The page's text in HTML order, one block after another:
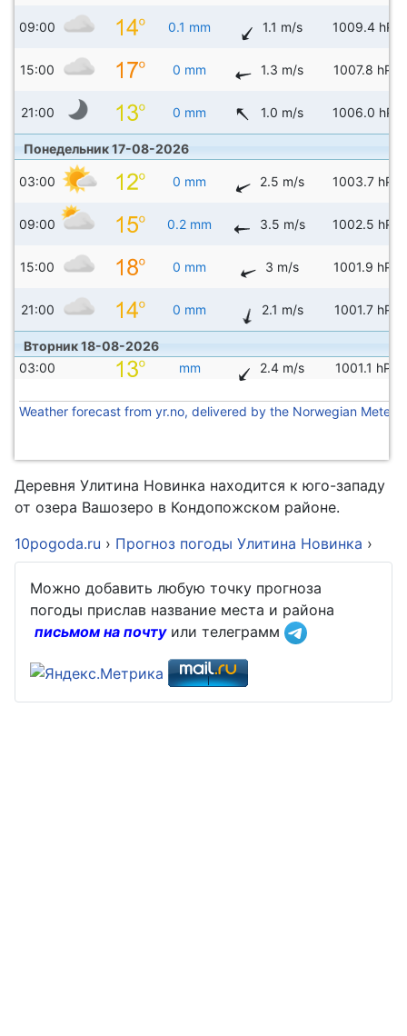
09:00 0.1 mm 1.1 m/s 1009.4 hPa
15:00 0 mm 1.3 m/s 1007.8 hPa
21:00 0 mm 1.0 m/s 1006.0 hPa
Понедельник 17-08-2026
03:00 0 mm 2.5 m/s 1003.7 hPa
09:00 0.2 mm 3.5 m/s 1002.5 hPa
15:00 0 mm 3 m/s 1001.9 hPa
21:00 0 mm 2.1 m/s 1001.7 hPa
Вторник 18-08-2026
03:00
mm 2.4 m/s 1001.1 hPa
Weather forecast from yr.no, delivered by the Norwegian
Деревня Улитина Новинка находится к юго-западу
от озера Вашозеро в Кондопожском районе.
10pogoda.ru › Прогноз погоды Улитина Новинка ›
Можно добавить любую точку прогноза
погоды прислав название места и района
письмом на почтуили телеграмм